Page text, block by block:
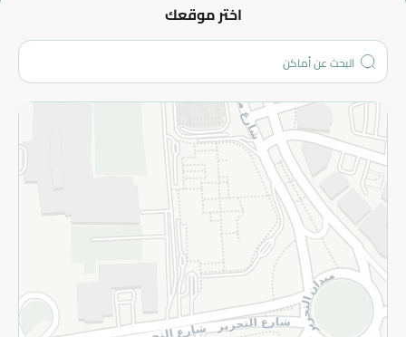
اختر موقعك
من نحن؟
الفروع
المزيد
الاسترجاع
سياسة الاستخدام
سياسة الخصوصية
قم بالتسجيل للنشرة